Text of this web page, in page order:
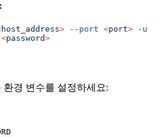
host_address> --port <port> -u
<password>
경 변수를 설정하세요: